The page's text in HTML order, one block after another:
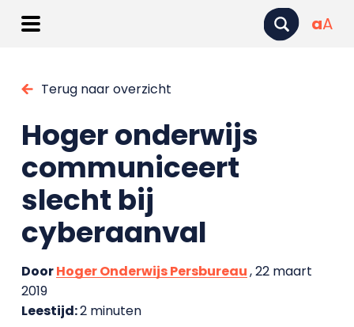
aA
Terug naar overzicht
Hoger onderwijs
communiceert
slecht bij
cyberaanval
DoorHoger Onderwijs Persbureau, 22 maart
2019
Leestijd:2 minuten